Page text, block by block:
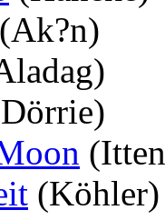
(Ak?n)
(Köhler)